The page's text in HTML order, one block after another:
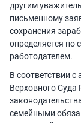
другим
письменному
сохранения
определяется
работодателем.
В соответствии
Верховного Суда
семейными